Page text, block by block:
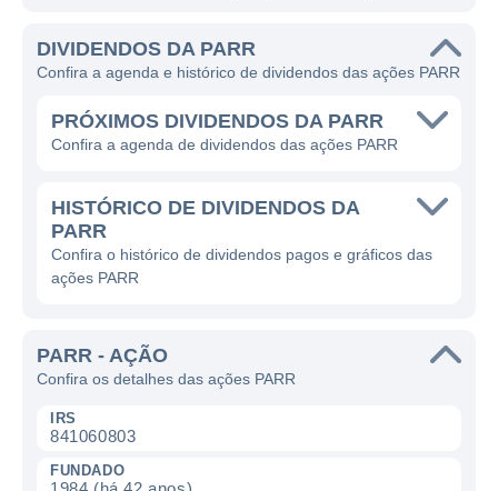
DIVIDENDOS DA PARR
Confira a agenda e histórico de dividendos das ações PARR
PRÓXIMOS DIVIDENDOS DA PARR
Confira a agenda de dividendos das ações PARR
HISTÓRICO DE DIVIDENDOS DA
PARR
Confira o histórico de dividendos pagos e gráficos das
ações PARR
PARR - AÇÃO
Confira os detalhes das ações PARR
IRS
841060803
FUNDADO